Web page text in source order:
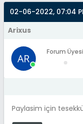
02-06-2022, 07:04
Arixus
Forum Üyesi
Paylasim için